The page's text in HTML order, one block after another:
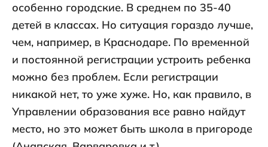
особенно городские. В среднем по 35-40
детей в классах. Но ситуация гораздо лучше,
чем, например, в Краснодаре. По временной
и постоянной регистрации устроить ребенка
можно без проблем. Если регистрации
никакой нет, то уже хуже. Но, как правило, в
Управлении образования все равно найдут
место, но это может быть школа в пригороде